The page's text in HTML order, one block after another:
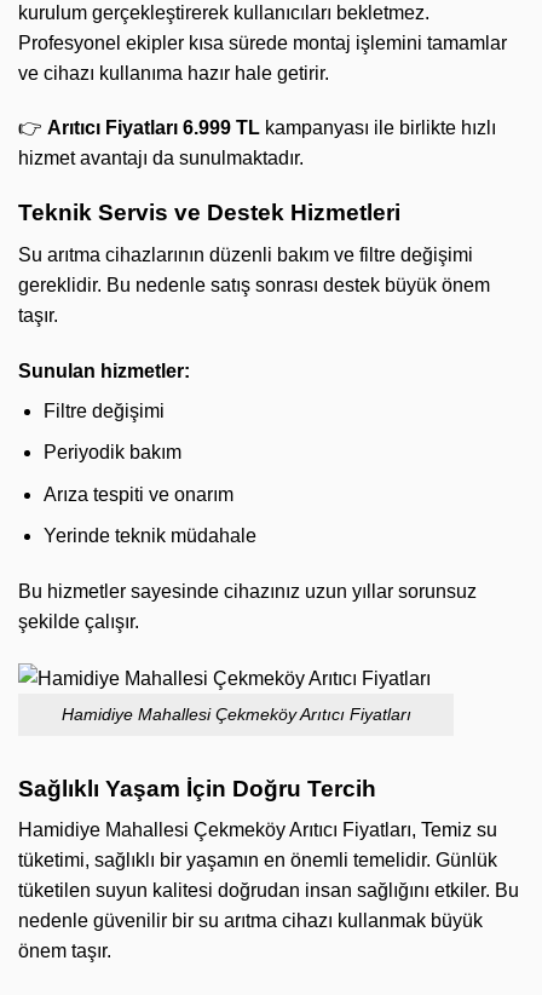
kurulum gerçekleştirerek kullanıcıları bekletmez.
Profesyonel ekipler kısa sürede montaj işlemini tamamlar
ve cihazı kullanıma hazır hale getirir.
👉 Arıtıcı Fiyatları 6.999 TL kampanyası ile birlikte hızlı
hizmet avantajı da sunulmaktadır.
Teknik Servis ve Destek Hizmetleri
Su arıtma cihazlarının düzenli bakım ve filtre değişimi
gereklidir. Bu nedenle satış sonrası destek büyük önem
taşır.
Sunulan hizmetler:
Filtre değişimi
Periyodik bakım
Arıza tespiti ve onarım
Yerinde teknik müdahale
Bu hizmetler sayesinde cihazınız uzun yıllar sorunsuz
şekilde çalışır.
Hamidiye Mahallesi Çekmeköy Arıtıcı Fiyatları
Sağlıklı Yaşam İçin Doğru Tercih
Hamidiye Mahallesi Çekmeköy Arıtıcı Fiyatları, Temiz su
tüketimi, sağlıklı bir yaşamın en önemli temelidir. Günlük
tüketilen suyun kalitesi doğrudan insan sağlığını etkiler. Bu
nedenle güvenilir bir su arıtma cihazı kullanmak büyük
önem taşır.